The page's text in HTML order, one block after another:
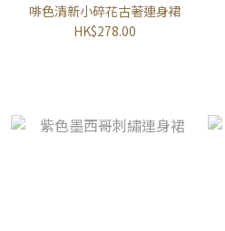
啡色清新小碎花古著連身裙
HK$278.00